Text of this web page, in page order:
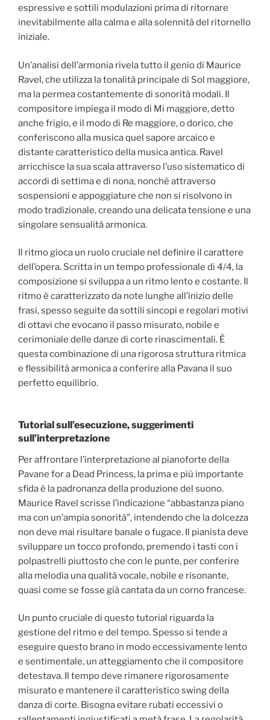
espressive e sottili modulazioni prima di ritornare
inevitabilmente alla calma e alla solennità del ritornello
iniziale.
Un’analisi dell’armonia rivela tutto il genio di Maurice
Ravel, che utilizza la tonalità principale di Sol maggiore,
ma la permea costantemente di sonorità modali. Il
compositore impiega il modo di Mi maggiore, detto
anche frigio, e il modo di Re maggiore, o dorico, che
conferiscono alla musica quel sapore arcaico e
distante caratteristico della musica antica. Ravel
arricchisce la sua scala attraverso l’uso sistematico di
accordi di settima e di nona, nonché attraverso
sospensioni e appoggiature che non si risolvono in
modo tradizionale, creando una delicata tensione e una
singolare sensualità armonica.
Il ritmo gioca un ruolo cruciale nel definire il carattere
dell’opera. Scritta in un tempo professionale di 4/4, la
composizione si sviluppa a un ritmo lento e costante. Il
ritmo è caratterizzato da note lunghe all’inizio delle
frasi, spesso seguite da sottili sincopi e regolari motivi
di ottavi che evocano il passo misurato, nobile e
cerimoniale delle danze di corte rinascimentali. È
questa combinazione di una rigorosa struttura ritmica
e flessibilità armonica a conferire alla Pavana il suo
perfetto equilibrio.
Tutorial sull’esecuzione, suggerimenti
sull’interpretazione
Per affrontare l’interpretazione al pianoforte della
Pavane for a Dead Princess, la prima e più importante
sfida è la padronanza della produzione del suono.
Maurice Ravel scrisse l’indicazione “abbastanza piano
ma con un’ampia sonorità”, intendendo che la dolcezza
non deve mai risultare banale o fugace. Il pianista deve
sviluppare un tocco profondo, premendo i tasti con i
polpastrelli piuttosto che con le punte, per conferire
alla melodia una qualità vocale, nobile e risonante,
quasi come se fosse già cantata da un corno francese.
Un punto cruciale di questo tutorial riguarda la
gestione del ritmo e del tempo. Spesso si tende a
eseguire questo brano in modo eccessivamente lento
e sentimentale, un atteggiamento che il compositore
detestava. Il tempo deve rimanere rigorosamente
misurato e mantenere il caratteristico swing della
danza di corte. Bisogna evitare rubati eccessivi o